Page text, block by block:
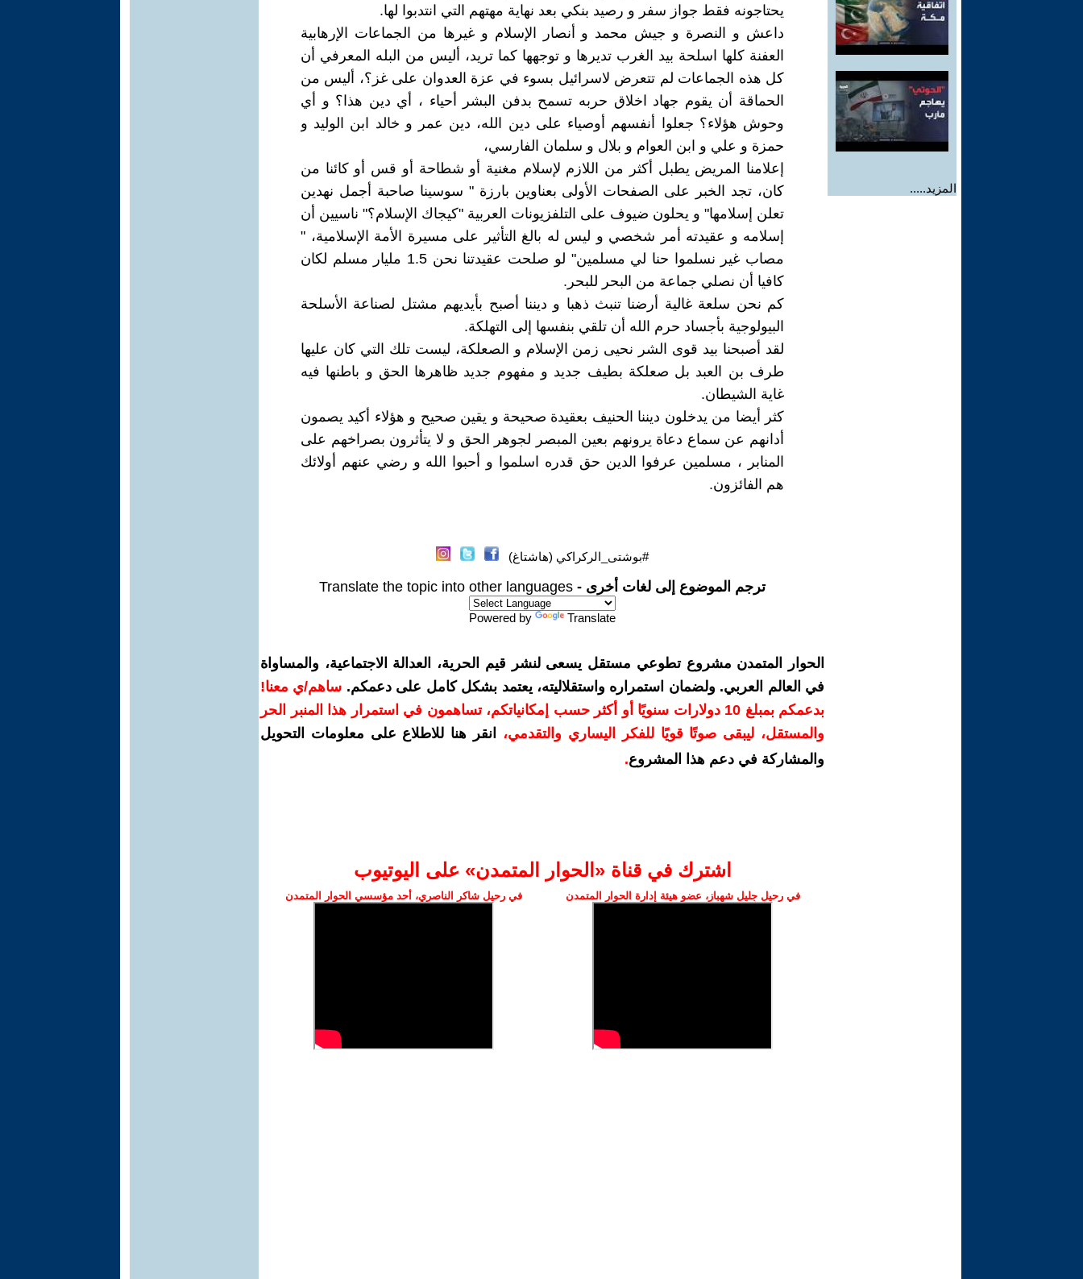
المزيد.....
يحتاجونه فقط جواز سفر و رصيد بنكي بعد نهاية مهتهم التي انتدبوا لها.
داعش و النصرة و جيش محمد و أنصار الإسلام و غيرها من الجماعات الإرهابية
العفنة كلها اسلحة بيد الغرب تديرها و توجهها كما تريد، أليس من البله المعرفي أن
كل هذه الجماعات لم تتعرض لاسرائيل بسوء في عزة العدوان على غز؟، أليس من
الحماقة أن يقوم جهاد اخلاق حربه تسمح بدفن البشر أحياء ، أي دين هذا؟ و أي
وحوش هؤلاء؟ جعلوا أنفسهم أوصياء على دين الله، دين عمر و خالد ابن الوليد و
حمزة و علي و ابن العوام و بلال و سلمان الفارسي،
إعلامنا المريض يطبل أكثر من اللازم لإسلام مغنية أو شطاحة أو قس أو كائنا من
كان، تجد الخبر على الصفحات الأولى بعناوين بارزة " سوسينا صاحبة أجمل نهدين
تعلن إسلامها" و يحلون ضيوف على التلفزيونات العربية "كيجاك الإسلام؟" ناسيين أن
إسلامه و عقيدته أمر شخصي و ليس له بالغ التأثير على مسيرة الأمة الإسلامية، "
مصاب غير نسلموا حنا لي مسلمين" لو صلحت عقيدتنا نحن 1.5 مليار مسلم لكان
كافيا أن نصلي جماعة من البحر للبحر.
كم نحن سلعة غالية أرضنا تنبث ذهبا و ديننا أصبح بأيديهم مشتل لصناعة الأسلحة
البيولوجية بأجساد حرم الله أن تلقي بنفسها إلى التهلكة.
لقد أصبحنا بيد قوى الشر نحيى زمن الإسلام و الصعلكة، ليست تلك التي كان عليها
طرف بن العبد بل صعلكة بطيف جديد و مفهوم جديد ظاهرها الحق و باطنها فيه
غاية الشيطان.
كثر أيضا من يدخلون ديننا الحنيف بعقيدة صحيحة و يقين صحيح و هؤلاء أكيد يصمون
أدانهم عن سماع دعاة يرونهم بعين المبصر لجوهر الحق و لا يتأثرون بصراخهم على
المنابر ، مسلمين عرفوا الدين حق قدره اسلموا و أحبوا الله و رضي عنهم أولائك
هم الفائزون.
#بوشتى_الركراكي (هاشتاغ)
ترجم الموضوع إلى لغات أخرى - Translate the topic into other languages
Powered by Translate
الحوار المتمدن مشروع تطوعي مستقل يسعى لنشر قيم الحرية، العدالة الاجتماعية، والمساواة
في العالم العربي. ولضمان استمراره واستقلاليته، يعتمد بشكل كامل على دعمكم. ساهم/ي معنا!
بدعمكم بمبلغ 10 دولارات سنويًا أو أكثر حسب إمكانياتكم، تساهمون في استمرار هذا المنبر الحر
والمستقل، ليبقى صوتًا قويًا للفكر اليساري والتقدمي،
انقر هنا للاطلاع على معلومات التحويل
والمشاركة في دعم هذا المشروع.
اشترك في قناة ‫«الحوار المتمدن» على اليوتيوب
في رحيل جليل شهباز، عضو هيئة إدارة الحوار المتمدن في رحيل شاكر الناصري، أحد مؤسسي الحوار المتمدن